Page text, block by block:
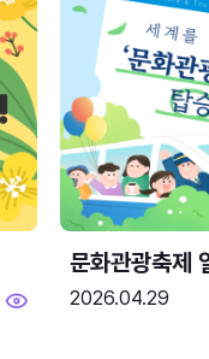
문화관광축제
2026.04.29